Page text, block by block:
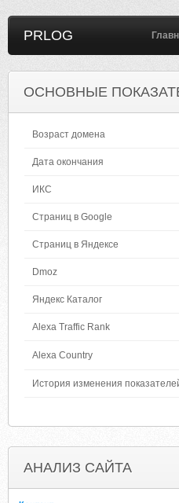
PRLOG
ОСНОВНЫЕ
Возраст домена
Дата окончания
ИКС
Страниц в Google
Страниц в Яндексе
Dmoz
Яндекс Каталог
Alexa Traffic Rank
Alexa Country
История изменения
АНАЛИЗ САЙТА